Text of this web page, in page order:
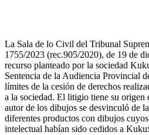
La Sala de lo Civil del Tribunal
1755/2023 (rec.905/2020), de 19 de
recurso planteado por la sociedad
Sentencia de la Audiencia Provincial
límites de la cesión de derechos
a la sociedad. El litigio tiene su origen
autor de los dibujos se desvinculó de
diferentes productos con dibujos
intelectual habían sido cedidos a